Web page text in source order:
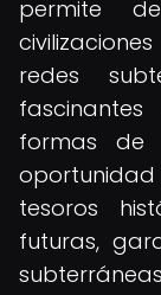
permite
redes
formas de
tesoros
futuras,